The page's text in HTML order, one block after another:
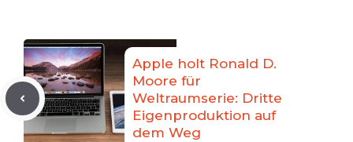
Apple holt Ronald D.
Moore für
Weltraumserie: Dritte
Eigenproduktion auf
dem Weg